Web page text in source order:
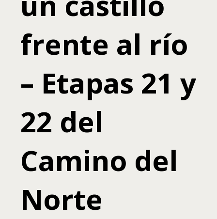
frente al río
– Etapas 21 y
22 del
Camino del
Norte